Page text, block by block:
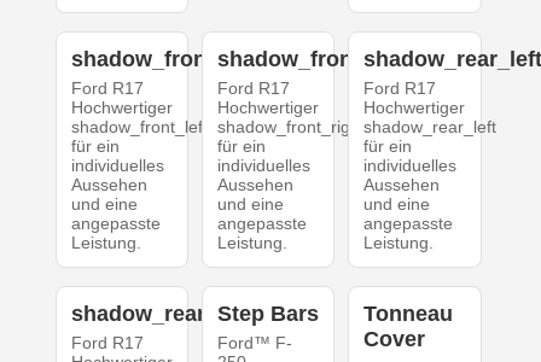
shadow_front_left
Ford R17
Hochwertiger
shadow_front_left
für ein
individuelles
Aussehen
und eine
angepasste
Leistung.
shadow_front_right
Ford R17
Hochwertiger
shadow_front_right
für ein
individuelles
Aussehen
und eine
angepasste
Leistung.
Ford R17
Hochwertiger
shadow_rear_left
für ein
individuelles
Aussehen
und eine
angepasste
Leistung.
shadow_rear_right
Ford R17
Step Bars
Ford™ F-
Tonneau
Cover